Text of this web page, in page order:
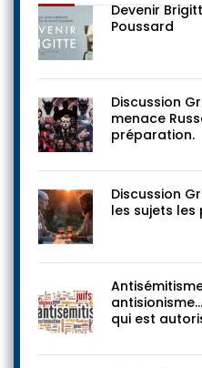
Devenir
Poussard
Discussion
menace
préparation.
Discussion
les sujets
qui est